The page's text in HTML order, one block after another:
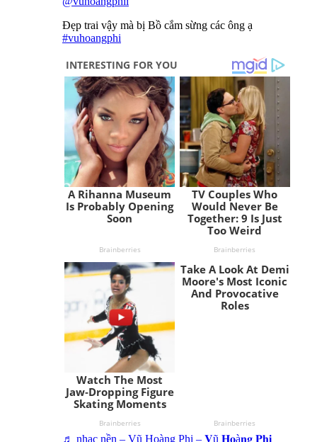
Đẹp trai vậy mà bị Bồ cắm sừng các ông ạ
#vuhoangphi
♬ nhạc nền – Vũ Hoàng Phi – 𝐕ũ 𝐇𝐨à𝐧𝐠 𝐏𝐡𝐢